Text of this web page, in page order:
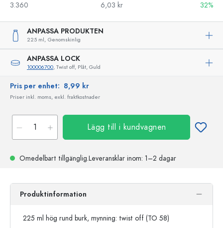
3.360
6,03 kr 32%
ANPASSA PRODUKTEN
225 ml, Genomskinlig
ANPASSA LOCK
100006700, Twist off, Plåt, Guld
Pris per enhet: 8,99 kr
Priser inkl. moms, exkl. fraktkostnader
Lägg till i kundvagnen
Omedelbart tillgänglig.Leveransklar inom: 1–2 dagar
Produktinformation
225 ml hög rund burk, mynning: twist off (TO 58)